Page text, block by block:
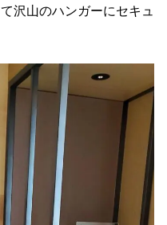
沢山のハンガーにセキュ